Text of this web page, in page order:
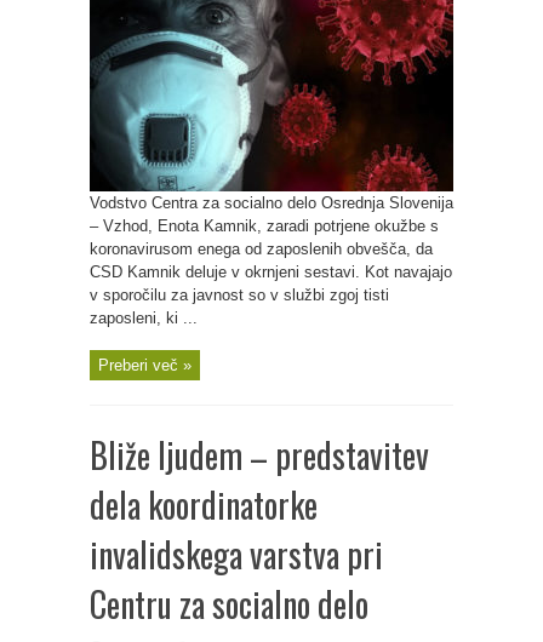
Vodstvo Centra za socialno delo Osrednja Slovenija
– Vzhod, Enota Kamnik, zaradi potrjene okužbe s
koronavirusom enega od zaposlenih obvešča, da
CSD Kamnik deluje v okrnjeni sestavi. Kot navajajo
v sporočilu za javnost so v službi zgoj tisti
zaposleni, ki ...
Preberi več »
Bliže ljudem – predstavitev
dela koordinatorke
invalidskega varstva pri
Centru za socialno delo